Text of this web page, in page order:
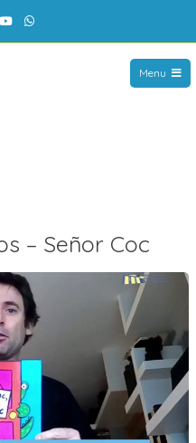
YouTubeWhatsApp
Menu
– Señor Coc